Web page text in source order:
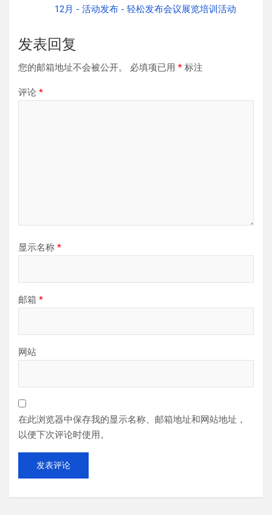
12月 - 活动发布 - 轻松发布会议展览培训活动
发表回复
您的邮箱地址不会被公开。 必填项已用 * 标注
评论 *
显示名称 *
邮箱 *
网站
在此浏览器中保存我的显示名称、邮箱地址和网站地址，
以便下次评论时使用。